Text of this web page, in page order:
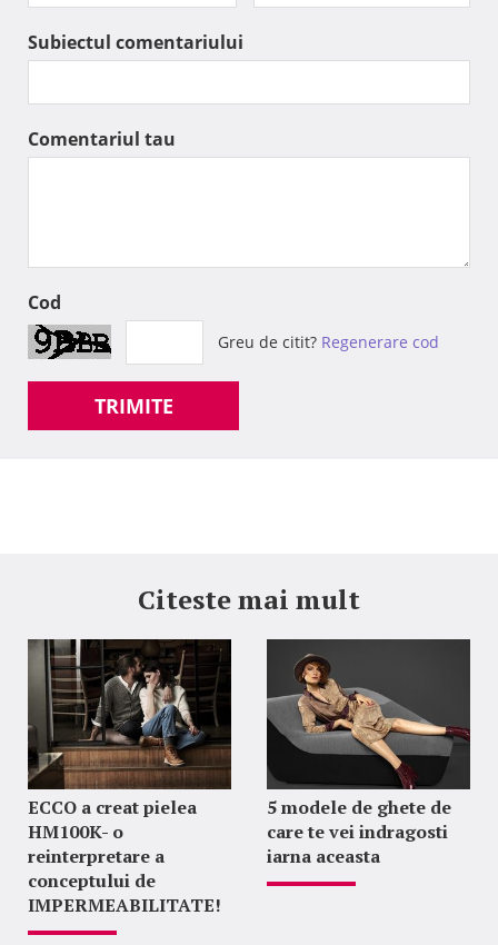
Subiectul comentariului
Comentariul tau
Cod
Greu de citit? Regenerare cod
TRIMITE
Citeste mai mult
ECCO a creat pielea
HM100K- o
reinterpretare a
conceptului de
IMPERMEABILITATE!
5 modele de ghete de
care te vei indragosti
iarna aceasta